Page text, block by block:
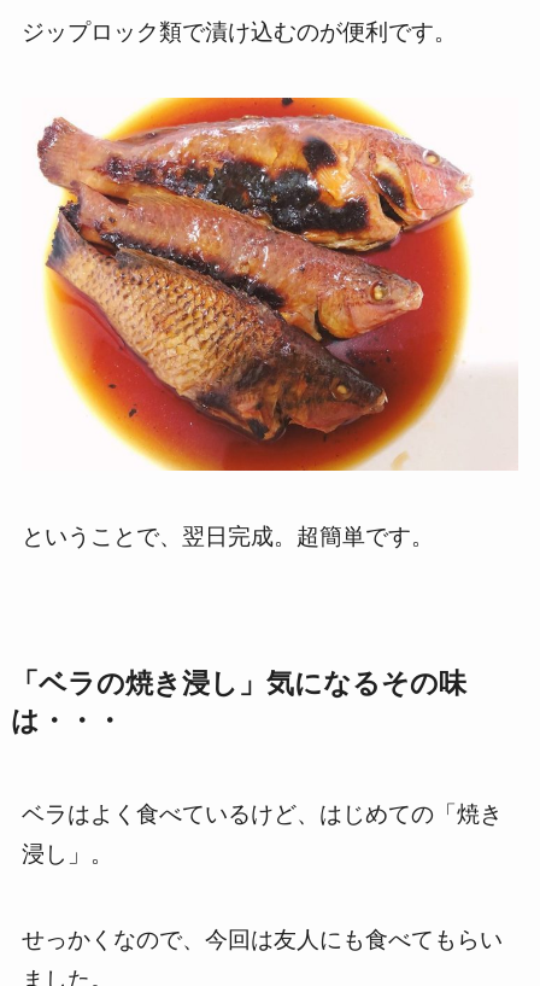
ジップロック類で漬け込むのが便利です。
ということで、翌日完成。超簡単です。
「ベラの焼き浸し」気になるその味
は・・・
ベラはよく食べているけど、はじめての「焼き
浸し」。
せっかくなので、今回は友人にも食べてもらい
ました。